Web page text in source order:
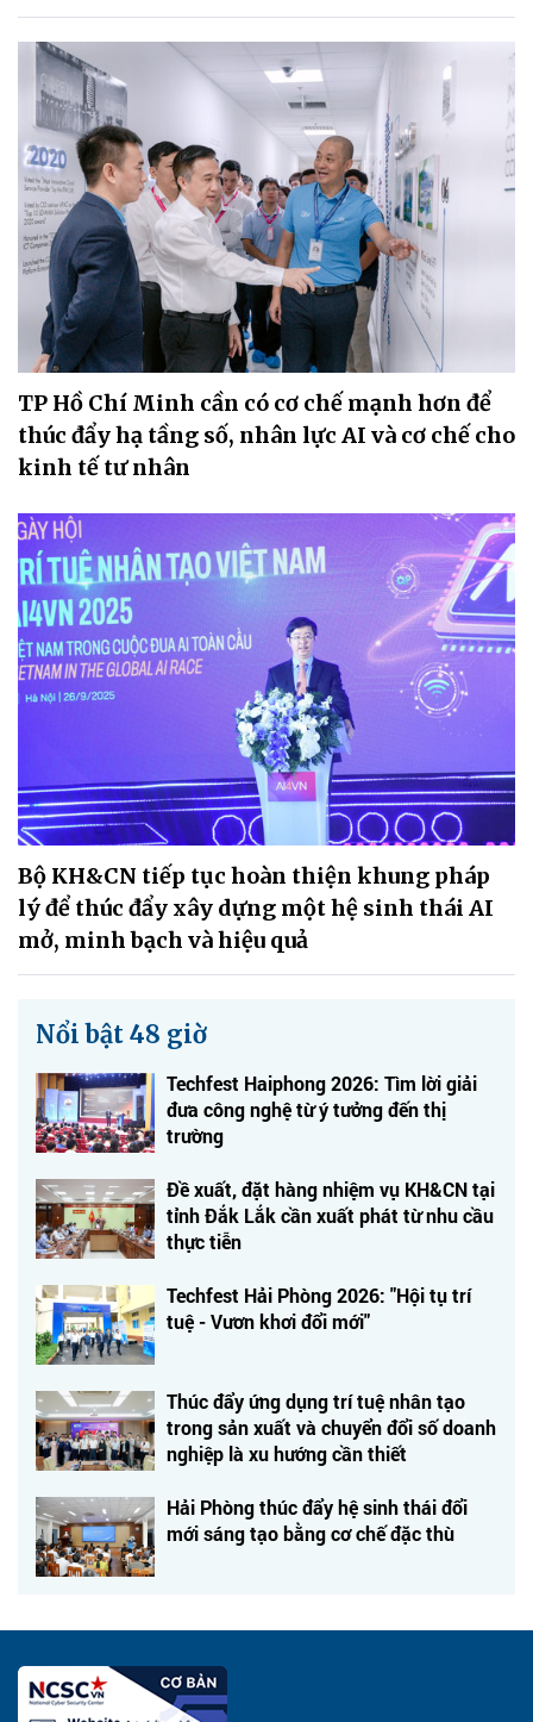
TP Hồ Chí Minh cần có cơ chế mạnh hơn để
thúc đẩy hạ tầng số, nhân lực AI và cơ chế cho
kinh tế tư nhân
Bộ KH&CN tiếp tục hoàn thiện khung pháp
lý để thúc đẩy xây dựng một hệ sinh thái AI
mở, minh bạch và hiệu quả
Nổi bật 48 giờ
Techfest Haiphong 2026: Tìm lời giải
đưa công nghệ từ ý tưởng đến thị
trường
Đề xuất, đặt hàng nhiệm vụ KH&CN tại
tỉnh Đắk Lắk cần xuất phát từ nhu cầu
thực tiễn
Techfest Hải Phòng 2026: "Hội tụ trí
tuệ - Vươn khơi đổi mới"
Thúc đẩy ứng dụng trí tuệ nhân tạo
trong sản xuất và chuyển đổi số doanh
nghiệp là xu hướng cần thiết
Hải Phòng thúc đẩy hệ sinh thái đổi
mới sáng tạo bằng cơ chế đặc thù